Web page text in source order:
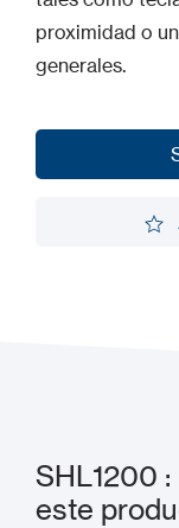
proximidad o
generales.
SHL1200
este